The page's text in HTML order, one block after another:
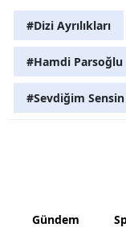
#Dizi Ayrılıkları
#Hamdi Parsoğlu
#Sevdiğim Sensin
Gündem